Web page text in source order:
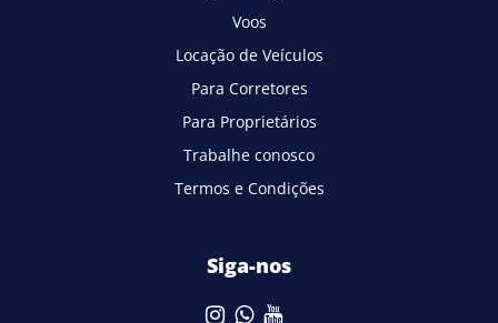
Voos
Locação de Veículos
Para Corretores
Para Proprietários
Trabalhe conosco
Termos e Condições
Siga-nos